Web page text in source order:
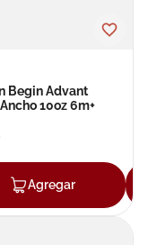
Agregar
Begin Advant
10oz 6m+
Agregar